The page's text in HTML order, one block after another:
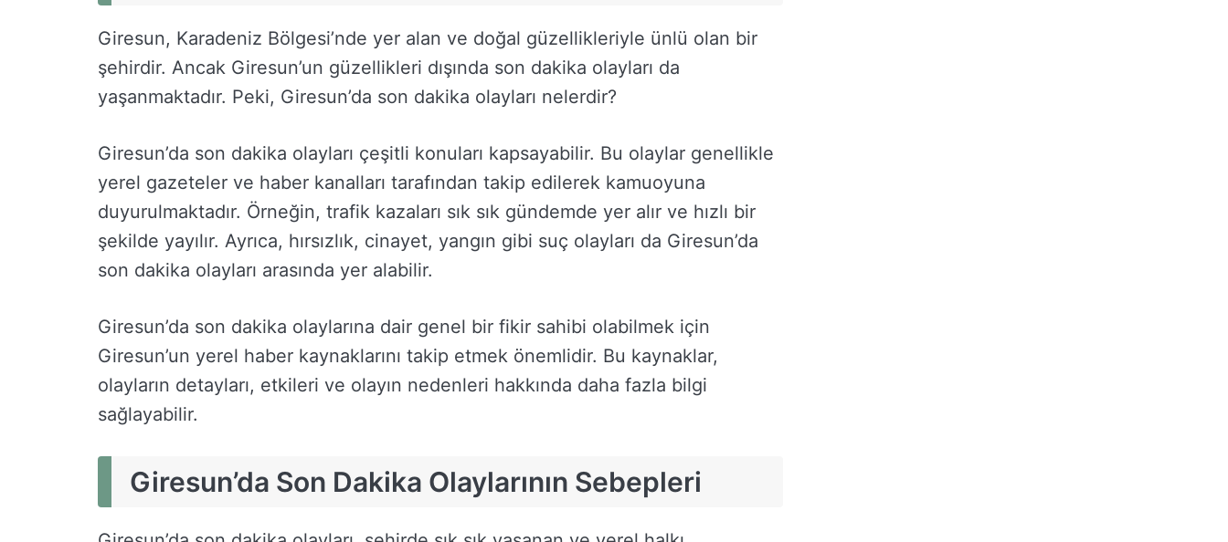
Giresun, Karadeniz Bölgesi’nde yer alan ve doğal güzellikleriyle ünlü olan bir
şehirdir. Ancak Giresun’un güzellikleri dışında son dakika olayları da
yaşanmaktadır. Peki, Giresun’da son dakika olayları nelerdir?
Giresun’da son dakika olayları çeşitli konuları kapsayabilir. Bu olaylar genellikle
yerel gazeteler ve haber kanalları tarafından takip edilerek kamuoyuna
duyurulmaktadır. Örneğin, trafik kazaları sık sık gündemde yer alır ve hızlı bir
şekilde yayılır. Ayrıca, hırsızlık, cinayet, yangın gibi suç olayları da Giresun’da
son dakika olayları arasında yer alabilir.
Giresun’da son dakika olaylarına dair genel bir fikir sahibi olabilmek için
Giresun’un yerel haber kaynaklarını takip etmek önemlidir. Bu kaynaklar,
olayların detayları, etkileri ve olayın nedenleri hakkında daha fazla bilgi
sağlayabilir.
Giresun’da Son Dakika Olaylarının Sebepleri